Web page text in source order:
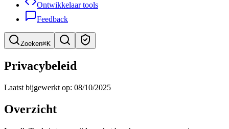
Ontwikkelaar tools
Feedback
Zoeken⌘K
Zoek tools
Snel tools zoeken
Privacybeleid
Laatst bijgewerkt op: 08/10/2025
Overzicht